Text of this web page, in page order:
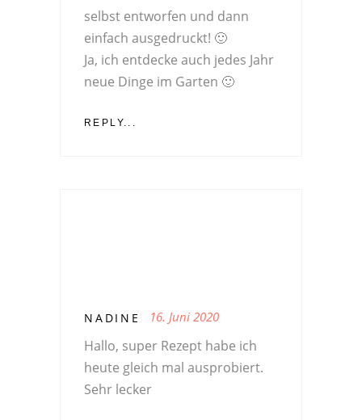
selbst entworfen und dann
einfach ausgedruckt! 🙂
Ja, ich entdecke auch jedes Jahr
neue Dinge im Garten 🙂
REPLY...
NADINE 16. Juni 2020
Hallo, super Rezept habe ich
heute gleich mal ausprobiert.
Sehr lecker